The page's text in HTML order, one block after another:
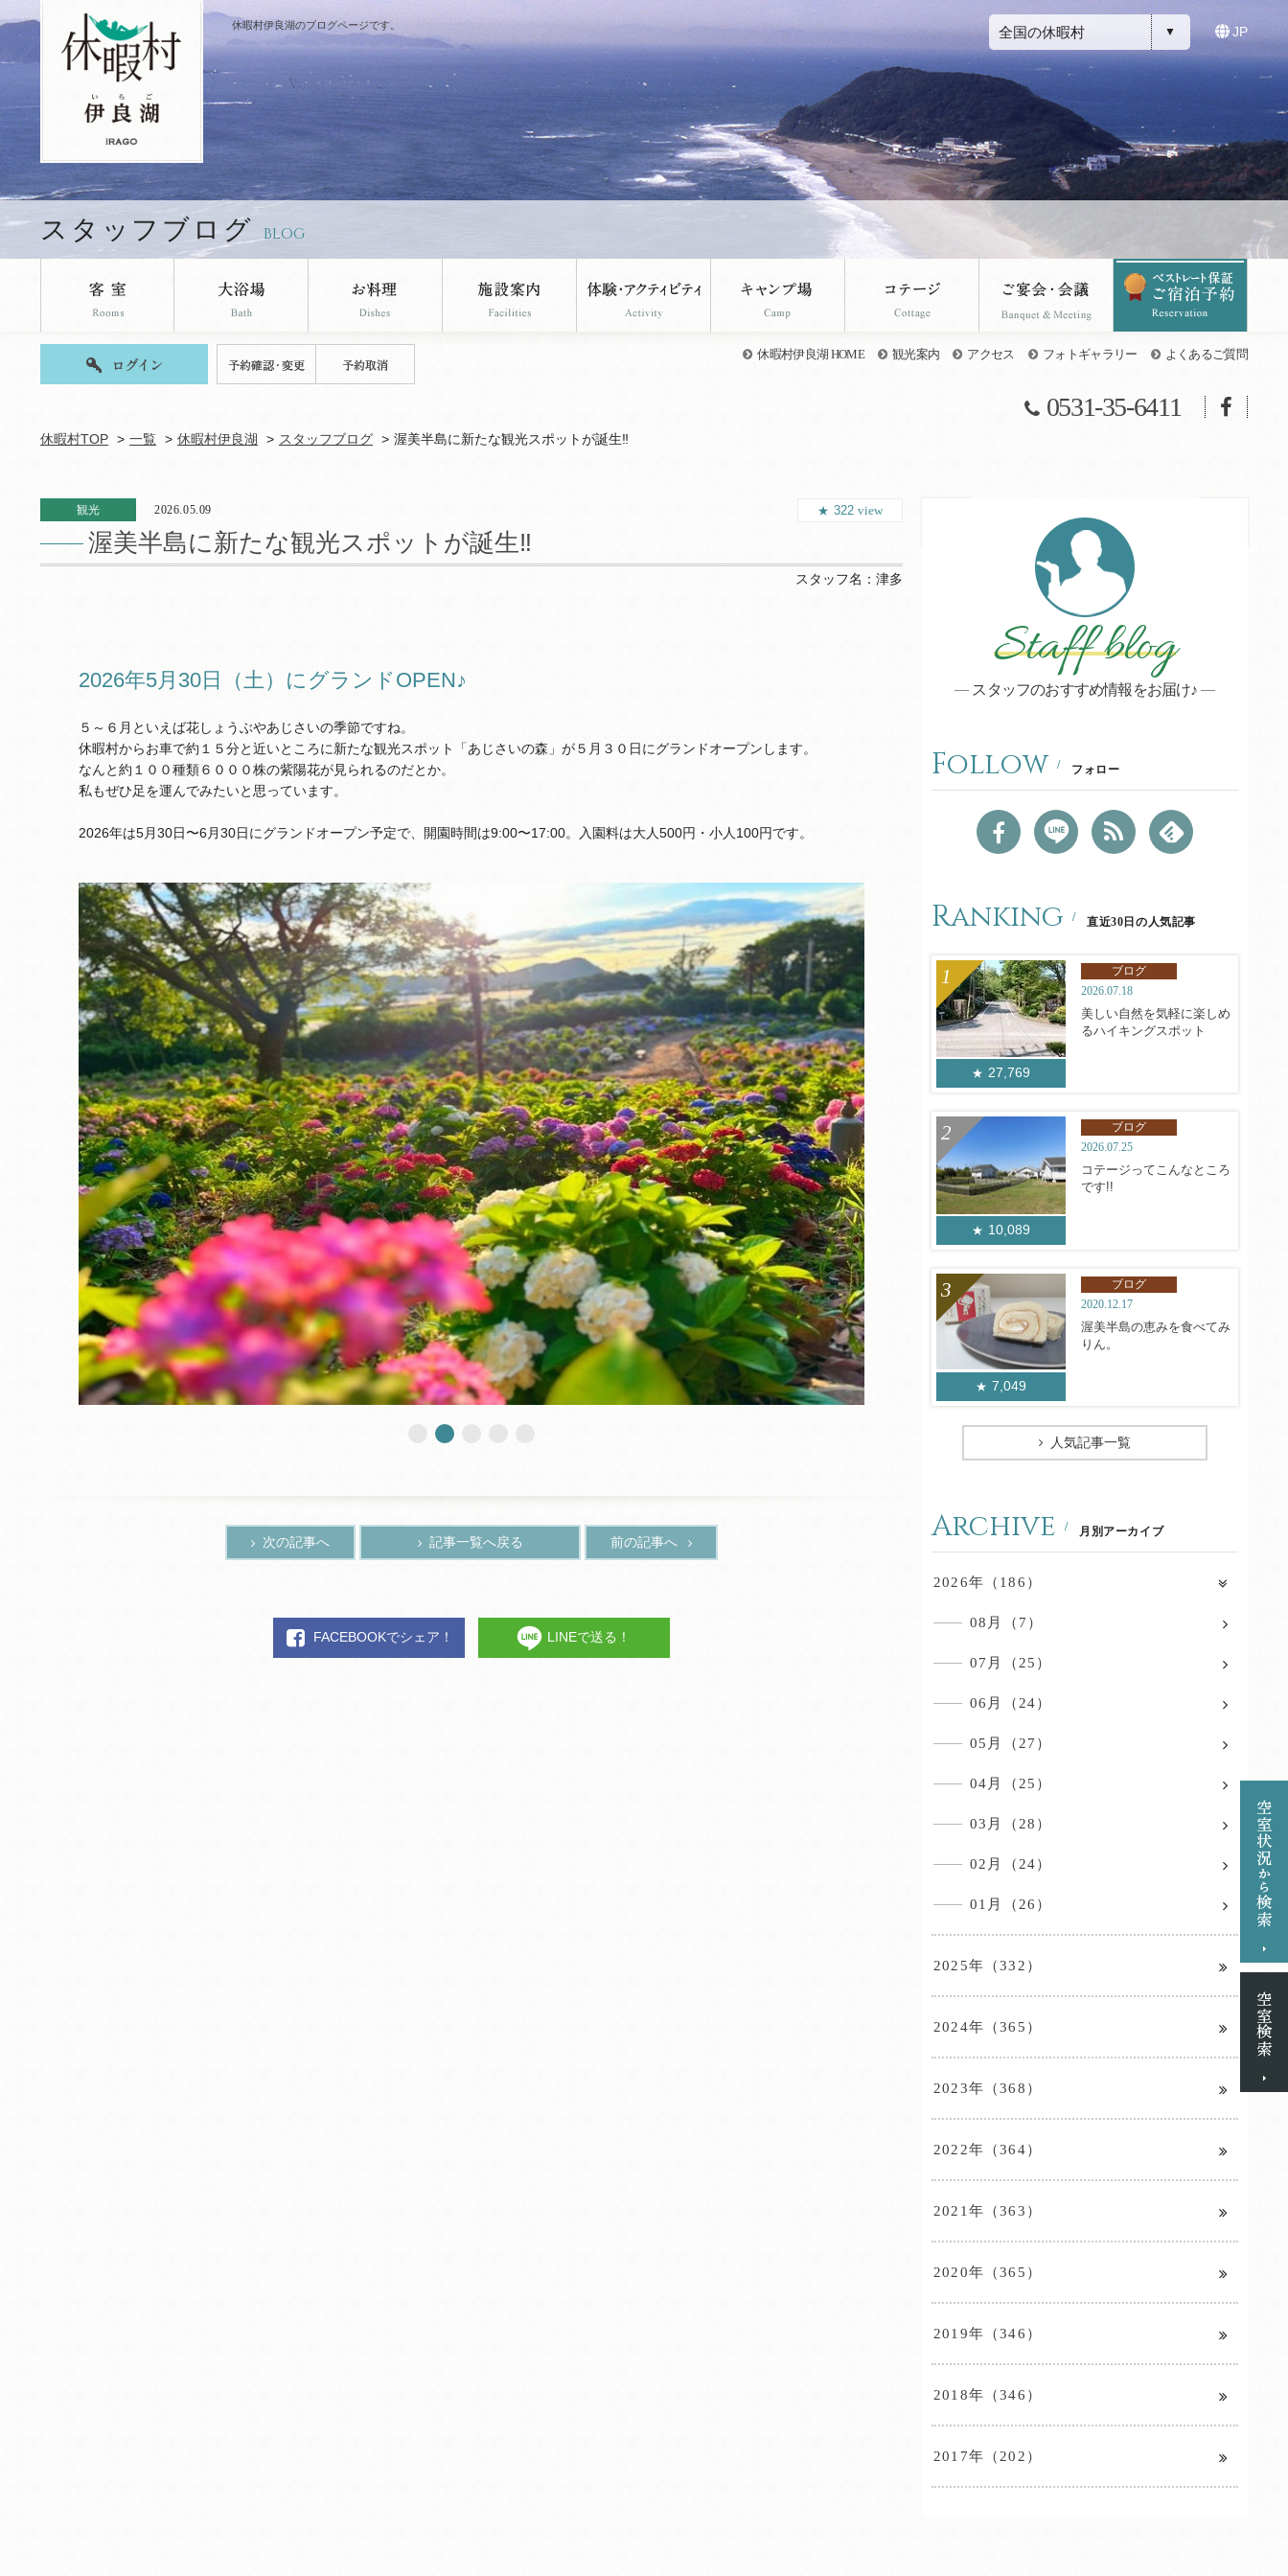
休暇村伊良湖のブログページです。 全国の休暇村 JP
スタッフブログ BLOG
休暇村伊良湖 HOME 観光案内 アクセス フォトギャラリー よくあるご質問
0531-35-6411
休暇村TOP 一覧 休暇村伊良湖 スタッフブログ 渥美半島に新たな観光スポットが誕生‼
観光 2026.05.09
渥美半島に新たな観光スポットが誕生‼
322 view
スタッフ名： 津多
2026年5月30日（土）にグランドOPEN♪
５～６月といえば花しょうぶやあじさいの季節ですね。
休暇村からお車で約１５分と近いところに新たな観光スポット「あじさいの森」が５月３０日にグランドオープンします。
なんと約１００種類６０００株の紫陽花が見られるのだとか。
私もぜひ足を運んでみたいと思っています。
2026年は5月30日〜6月30日にグランドオープン予定で、開園時間は9:00〜17:00。入園料は大人500円・小人100円です。
次の記事へ 記事一覧へ戻る 前の記事へ
FACEBOOKでシェア！ LINEで送る！
Staff blog
スタッフのおすすめ情報をお届け♪
Follow フォロー
Ranking 直近30日の人気記事
27,769
ブログ
2026.07.18
美しい自然を気軽に楽しめ
るハイキングスポット
10,089
ブログ
2026.07.25
コテージってこんなところ
です!!
7,049
ブログ
2020.12.17
渥美半島の恵みを食べてみ
りん。
人気記事一覧
Archive 月別アーカイブ
2026年（186）
08月（7）
07月（25）
06月（24）
05月（27）
04月（25）
03月（28）
02月（24）
01月（26）
2025年（332）
2024年（365）
2023年（368）
2022年（364）
2021年（363）
2020年（365）
2019年（346）
2018年（346）
2017年（202）